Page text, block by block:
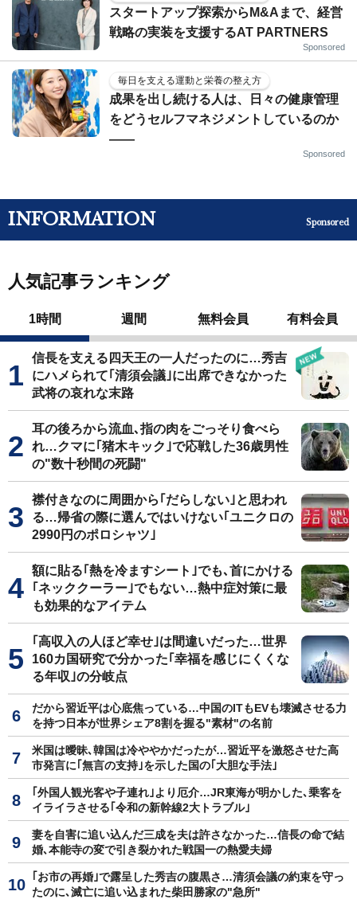
スタートアップ探索からM&Aまで、経営
戦略の実装を支援するAT PARTNERS
Sponsored
毎日を支える運動と栄養の整え方
成果を出し続ける人は、日々の健康管理
をどうセルフマネジメントしているのか
——
Sponsored
INFORMATION Sponsored
人気記事ランキング
1時間 週間 無料会員 有料会員
信長を支える四天王の一人だったのに…秀吉
にハメられて｢清須会議｣に出席できなかった
武将の哀れな末路
耳の後ろから流血､指の肉をごっそり食べら
れ…クマに｢猪木キック｣で応戦した36歳男性
の"数十秒間の死闘"
襟付きなのに周囲から｢だらしない｣と思われ
る…帰省の際に選んではいけない｢ユニクロの
2990円のポロシャツ｣
額に貼る｢熱を冷ますシート｣でも､首にかける
｢ネッククーラー｣でもない…熱中症対策に最
も効果的なアイテム
｢高収入の人ほど幸せ｣は間違いだった…世界
160カ国研究で分かった｢幸福を感じにくくな
る年収｣の分岐点
だから習近平は心底焦っている…中国のITもEVも壊滅させる力
を持つ日本が世界シェア8割を握る"素材"の名前
米国は曖昧､韓国は冷ややかだったが…習近平を激怒させた高
市発言に｢無言の支持｣を示した国の｢大胆な手法｣
｢外国人観光客や子連れ｣より厄介…JR東海が明かした､乗客を
イライラさせる｢令和の新幹線2大トラブル｣
妻を自害に追い込んだ三成を夫は許さなかった…信長の命で結
婚､本能寺の変で引き裂かれた戦国一の熱愛夫婦
｢お市の再婚｣で露呈した秀吉の腹黒さ…清須会議の約束を守っ
たのに､滅亡に追い込まれた柴田勝家の"急所"